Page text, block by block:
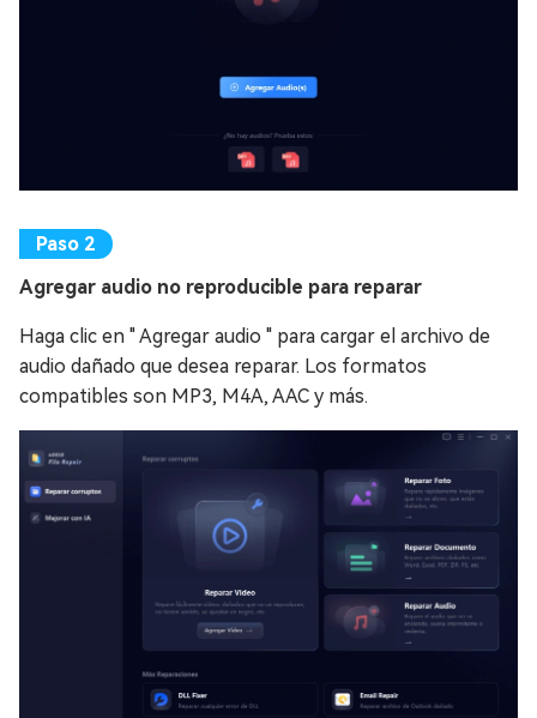
Agregar audio no reproducible para reparar
Haga clic en " Agregar audio " para cargar el archivo de
audio dañado que desea reparar. Los formatos
compatibles son MP3, M4A, AAC y más.